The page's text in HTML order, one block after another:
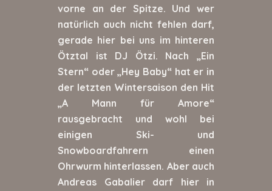
vorne an der Spitze. Und wer
natürlich auch nicht fehlen darf,
gerade hier bei uns im hinteren
Ötztal ist DJ Ötzi. Nach „Ein
Stern“ oder „Hey Baby“ hat er in
der letzten Wintersaison den Hit
„A Mann für Amore“
rausgebracht und wohl bei
einigen Ski- und
Snowboardfahrern einen
Ohrwurm hinterlassen. Aber auch
Andreas Gabalier darf hier in